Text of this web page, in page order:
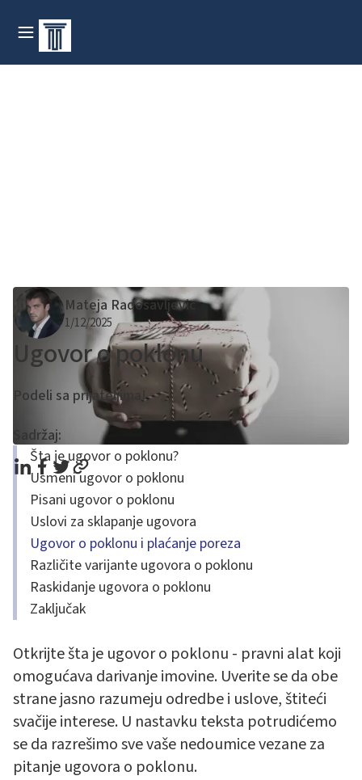
Mateja Radosavljevic
1/12/2025
Ugovor o poklonu
Podeli sa prijateljima!
Sadržaj:
Šta je ugovor o poklonu?
Usmeni ugovor o poklonu
Pisani ugovor o poklonu
Uslovi za sklapanje ugovora
Ugovor o poklonu i plaćanje poreza
Različite varijante ugovora o poklonu
Raskidanje ugovora o poklonu
Zaključak
Otkrijte šta je ugovor o poklonu - pravni alat koji
omogućava darivanje imovine. Uverite se da obe
strane jasno razumeju odredbe i uslove, štiteći
svačije interese. U nastavku teksta potrudićemo
se da razrešimo sve vaše nedoumice vezane za
pitanje ugovora o poklonu.